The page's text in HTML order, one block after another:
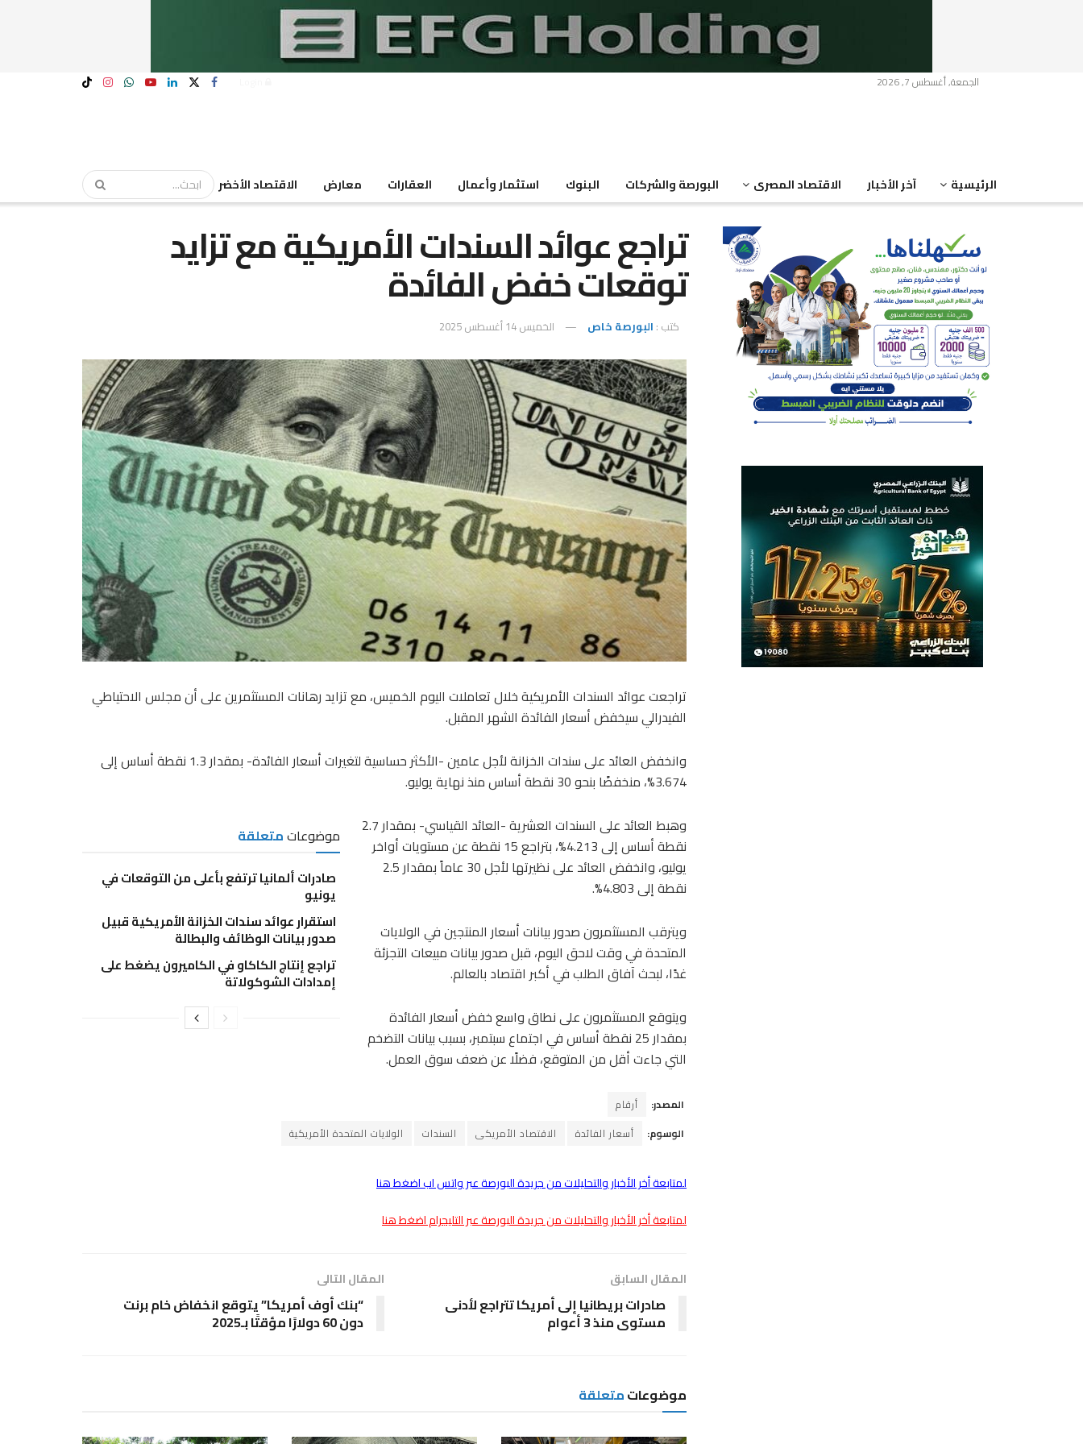
الجمعة, أغسطس 7, 2026
الرئيسية آخر الأخبار الاقتصاد المصرى البورصة والشركات البنوك استثمار وأعمال العقارات معارض الاقتصاد الأخضر
تراجع عوائد السندات الأمريكية مع تزايد
توقعات خفض الفائدة
كتب : البورصة خاص الخميس 14 أغسطس 2025
تراجعت عوائد السندات الأمريكية خلال تعاملات اليوم الخميس، مع تزايد رهانات المستثمرين على أن مجلس الاحتياطي
الفيدرالي سيخفض أسعار الفائدة الشهر المقبل.
وانخفض العائد على سندات الخزانة لأجل عامين -الأكثر حساسية لتغيرات أسعار الفائدة- بمقدار 1.3 نقطة أساس إلى
3.674%، منخفضًا بنحو 30 نقطة أساس منذ نهاية يوليو.
موضوعاتمتعلقة
صادرات ألمانيا ترتفع بأعلى من التوقعات في
يونيو
استقرار عوائد سندات الخزانة الأمريكية قبيل
صدور بيانات الوظائف والبطالة
تراجع إنتاج الكاكاو في الكاميرون يضغط على
إمدادات الشوكولاتة
وهبط العائد على السندات العشرية -العائد القياسي- بمقدار 2.7
نقطة أساس إلى 4.213%، بتراجع 15 نقطة عن مستويات أواخر
يوليو، وانخفض العائد على نظيرتها لأجل 30 عاماً بمقدار 2.5
نقطة إلى 4.803%.
ويترقب المستثمرون صدور بيانات أسعار المنتجين في الولايات
المتحدة في وقت لاحق اليوم، قبل صدور بيانات مبيعات التجزئة
غدًا، لبحث آفاق الطلب في أكبر اقتصاد بالعالم.
ويتوقع المستثمرون على نطاق واسع خفض أسعار الفائدة
بمقدار 25 نقطة أساس في اجتماع سبتمبر، بسبب بيانات التضخم
التي جاءت أقل من المتوقع، فضلًا عن ضعف سوق العمل.
المصدر:
أرقام
الوسوم:
أسعار الفائدة الاقتصاد الأمريكى السندات الولايات المتحدة الأمريكية
لمتابعة أخر الأخبار والتحليلات من جريدة البورصة عبر واتس اب اضغط هنا
لمتابعة أخر الأخبار والتحليلات من جريدة البورصة عبر التليجرام اضغط هنا
المقال السابق
صادرات بريطانيا إلى أمريكا تتراجع لأدنى
مستوى منذ 3 أعوام
المقال التالى
“بنك أوف أمريكا” يتوقع انخفاض خام برنت
دون 60 دولارًا مؤقتًا بـ2025
موضوعاتمتعلقة